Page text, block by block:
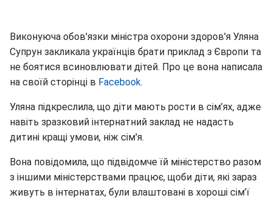
Виконуюча обов'язки міністра охорони здоров'я Уляна
Супрун закликала українців брати приклад з Європи та
не боятися всиновлювати дітей. Про це вона написала
на своїй сторінці в Facebook.
Уляна підкреслила, що діти мають рости в сім’ях, адже
навіть зразковий інтернатний заклад не надасть
дитині кращі умови, ніж сім'я.
Вона повідомила, що підвідомче їй міністерство разом
з іншими міністерствами працює, щоби діти, які зараз
живуть в інтернатах, були влаштовані в хороші сім’ї